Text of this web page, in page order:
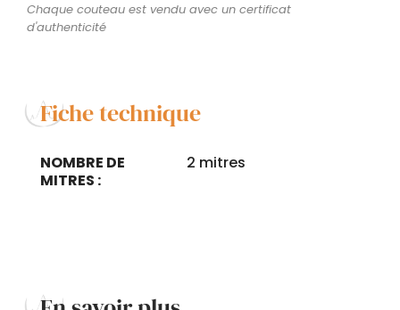
Chaque couteau est vendu avec un certificat
d'authenticité
Fiche technique
NOMBRE DE
MITRES :
2 mitres